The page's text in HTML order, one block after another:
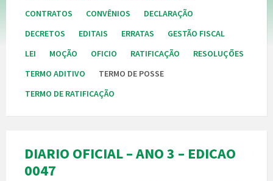
CONTRATOS
CONVÊNIOS
DECLARAÇÃO
DECRETOS
EDITAIS ERRATAS
GESTÃO FISCAL
LEI
MOÇÃO OFICIO RATIFICAÇÃO
RESOLUÇÕES
TERMO ADITIVO
TERMO DE POSSE
TERMO DE RATIFICAÇÃO
DIARIO OFICIAL – ANO 3 – EDICAO
0047